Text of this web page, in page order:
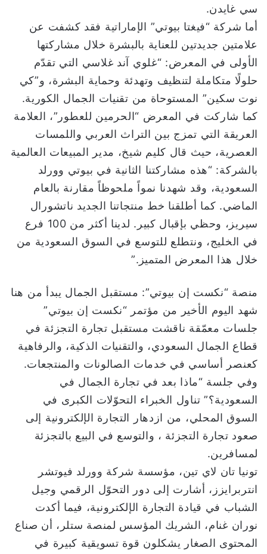
سي غايدن.
أما شركة “فيغتا بيوتي” الإماراتية فقد كشفت عن
علامتين جديدتين للعناية بالبشرة خلال مشاركتها
الأولى في المعرض: “غلوي آند غلاسي التي تقدّم
حلولًا متكاملة لتنظيف وتهدئة وحماية البشرة، و”كي
نوت سكين” المستوحاة من تقنيات الجمال الكورية.
كما شاركت في المعرض “الحرمين للعطور”، العلامة
العريقة التي تمزج بين التراث العربي واللمسات
العصرية، حيث قال كليم شيخ، مدير المبيعات العالمية
بالشركة: “هذه مشاركتنا الثانية في بيوتي وورلد
السعودية، وقد شهدنا نمواً ملحوظاً مقارنة بالعام
الماضي. كما أطلقنا خط منتجاتنا الجديد ناتشورال
سيريز، وحظي بإقبال كبير. لدينا أكثر من 100 فرع
في الخليج، ونتطلع للتوسع في السوق السعودية من
خلال هذا المعرض المتميز.”
منصة “نكست إن بيوتي”: مستقبل الجمال يبدأ من هنا
شهد اليوم الأخير من مؤتمر “نكست إن بيوتي”
جلسات معمّقة ناقشت مستقبل تجارة التجزئة في
قطاع الجمال السعودي، والتقنيات الذكية، والرفاهية
كعنصر أساسي في خدمات الصالونات والمنتجعات.
وفي جلسة “ماذا بعد في تجارة الجمال في
السعودية؟” تناول الخبراء التحوّلات الكبرى في
السوق المحلي، من ازدهار التجارة الإلكترونية إلى
صعود تجارة التجزئة ، والتوسع في البيع بالتجزئة
لمسافرين.
تونيا تان لاي تين، مؤسسة شركة وورلد فيوتشر
انتربرايزز، أشارت إلى دور التحوّل الرقمي وجيل
الشباب في قيادة التجارة الإلكترونية، فيما أكدت
نوران غنام، الشريك المؤسس لمنصة ستلر، أن صناع
المحتوى الصغار يشكلون قوة تسويقية كبيرة في